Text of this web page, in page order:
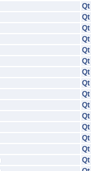
Qt
Qt
Qt
Qt
Qt
Qt
Qt
Qt
Qt
Qt
Qt
Qt
Qt
Qt
Qt